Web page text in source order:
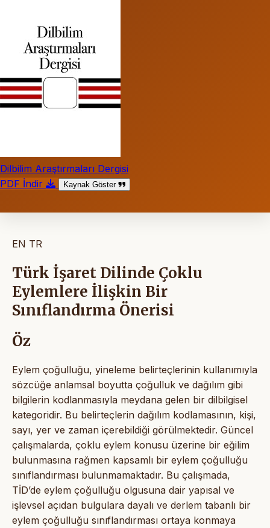
Dilbilim Araştırmaları Dergisi
PDF İndir
Kaynak Göster
EN TR
Türk İşaret Dilinde Çoklu
Eylemlere İlişkin Bir
Sınıflandırma Önerisi
Öz
Eylem çoğulluğu, yineleme belirteçlerinin kullanımıyla
sözcüğe anlamsal boyutta çoğulluk ve dağılım gibi
bilgilerin kodlanmasıyla meydana gelen bir dilbilgisel
kategoridir. Bu belirteçlerin dağılım kodlamasının, kişi,
sayı, yer ve zaman içerebildiği görülmektedir. Güncel
çalışmalarda, çoklu eylem konusu üzerine bir eğilim
bulunmasına rağmen kapsamlı bir eylem çoğulluğu
sınıflandırması bulunmamaktadır. Bu çalışmada,
TİD’de eylem çoğulluğu olgusuna dair yapısal ve
işlevsel açıdan bulgulara dayalı ve derlem tabanlı bir
eylem çoğulluğu sınıflandırması ortaya konmaya